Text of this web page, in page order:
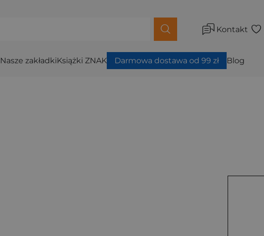
Kontakt
Nasze zakładkiKsiążki ZNAK Darmowa dostawa od 99 zł Blog